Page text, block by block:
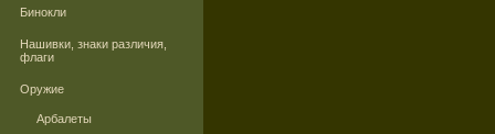
Бинокли
Нашивки, знаки различия,
флаги
Оружие
Арбалеты